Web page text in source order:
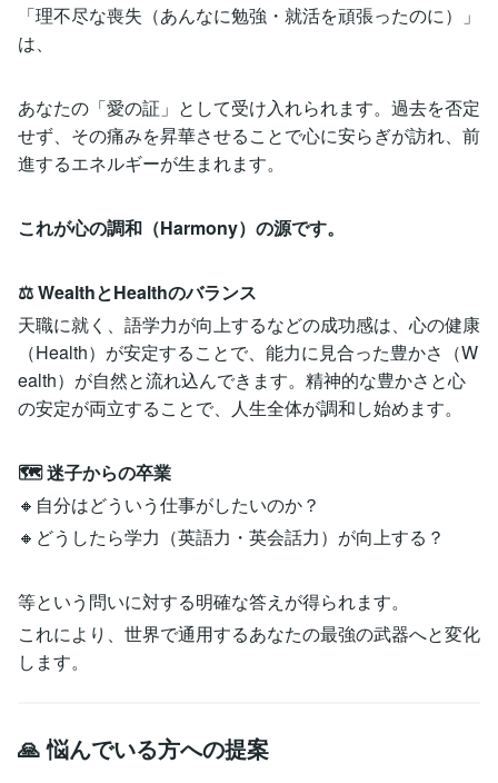
「理不尽な喪失（あんなに勉強・就活を頑張ったのに）」
は、
あなたの「愛の証」として受け入れられます。過去を否定
せず、その痛みを昇華させることで心に安らぎが訪れ、前
進するエネルギーが生まれます。
これが心の調和（Harmony）の源です。
⚖️ WealthとHealthのバランス
天職に就く、語学力が向上するなどの成功感は、心の健康
（Health）が安定することで、能力に見合った豊かさ（W
ealth）が自然と流れ込んできます。精神的な豊かさと心
の安定が両立することで、人生全体が調和し始めます。
🗺️ 迷子からの卒業
🔸自分はどういう仕事がしたいのか？
🔸どうしたら学力（英語力・英会話力）が向上する？
等という問いに対する明確な答えが得られます。
これにより、世界で通用するあなたの最強の武器へと変化
します。
🙏 悩んでいる方への提案